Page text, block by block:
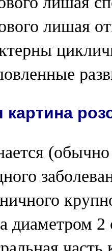
лишая
картина
диаметром